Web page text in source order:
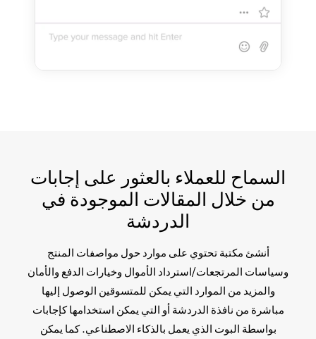
السماح للعملاء بالعثور على إجابات
من خلال المقالات الموجودة في
الدردشة
أنشئ مكتبة تحتوي على موارد حول مواصفات المنتج
وسياسات المرتجعات/استرداد الأموال وخيارات الدفع والأمان
والمزيد من الموارد التي يمكن للمتسوقين الوصول إليها
مباشرة من نافذة الدردشة أو التي يمكن استخدامها كإجابات
بواسطة البوت الذي يعمل بالذكاء الاصطناعي. كما يمكن